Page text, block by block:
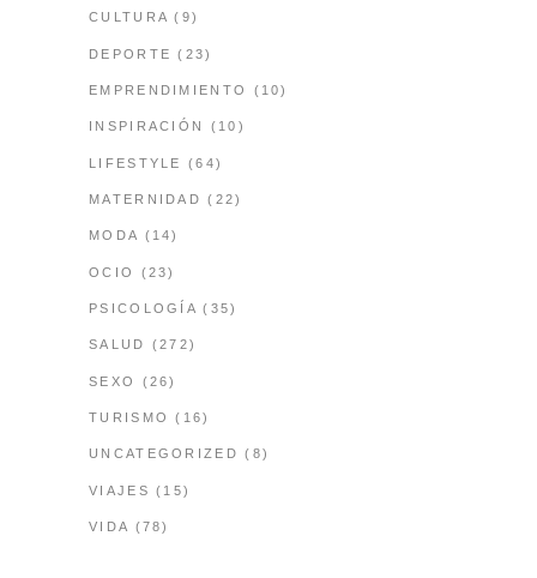
CULTURA (9)
DEPORTE (23)
EMPRENDIMIENTO (10)
INSPIRACIÓN (10)
LIFESTYLE (64)
MATERNIDAD (22)
MODA (14)
OCIO (23)
PSICOLOGÍA (35)
SALUD (272)
SEXO (26)
TURISMO (16)
UNCATEGORIZED (8)
VIAJES (15)
VIDA (78)